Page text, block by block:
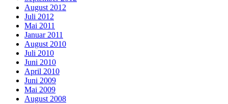
August 2012
Juli 2012
Mai 2011
Januar 2011
August 2010
Juli 2010
Juni 2010
April 2010
Juni 2009
Mai 2009
August 2008